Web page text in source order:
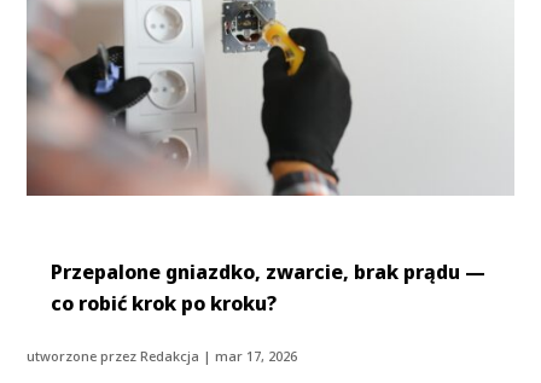
Przepalone gniazdko, zwarcie, brak prądu —
co robić krok po kroku?
utworzone przezRedakcja |mar 17, 2026